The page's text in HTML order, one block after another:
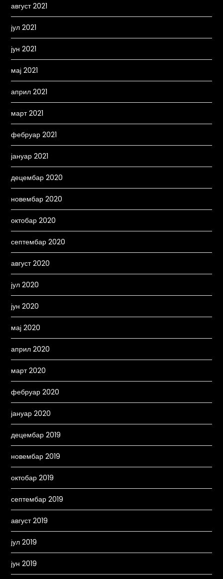
август 2021
јул 2021
јун 2021
мај 2021
април 2021
март 2021
фебруар 2021
јануар 2021
децембар 2020
новембар 2020
октобар 2020
септембар 2020
август 2020
јул 2020
јун 2020
мај 2020
април 2020
март 2020
фебруар 2020
јануар 2020
децембар 2019
новембар 2019
октобар 2019
септембар 2019
август 2019
јул 2019
јун 2019